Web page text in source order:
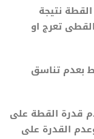
نتيجة
تعرج او
بعدم تناسق
قدرة القطة على
القدرة على